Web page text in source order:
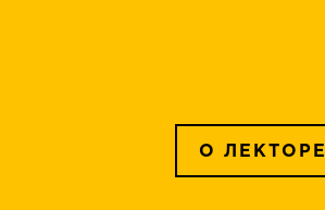
О ЛЕКТОРЕ